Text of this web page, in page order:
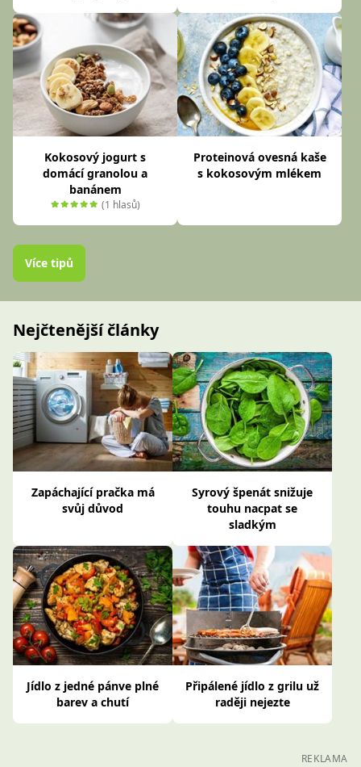
Kokosový jogurt s
domácí granolou a
banánem
(1 hlasů)
Proteinová ovesná kaše
s kokosovým mlékem
Více tipů
Nejčtenější články
Zapáchající pračka má
svůj důvod
Syrový špenát snižuje
touhu nacpat se
sladkým
Jídlo z jedné pánve plné
barev a chutí
Připálené jídlo z grilu už
raději nejezte
REKLAMA